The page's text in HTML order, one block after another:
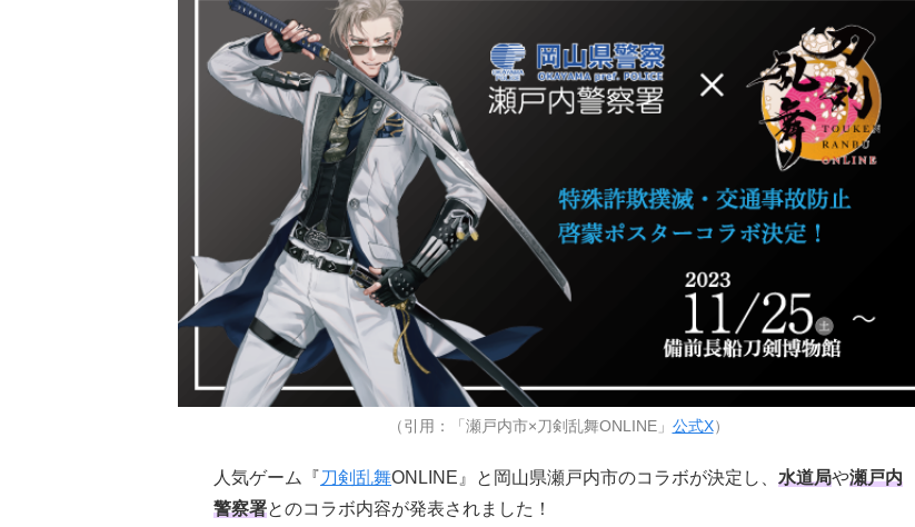
（引用：「瀬戸内市×刀剣乱舞ONLINE」 公式X）
人気ゲーム『刀剣乱舞ONLINE』と岡山県瀬戸内市のコラボが決定し、 水道局や瀬戸内
警察署とのコラボ内容が発表されました！